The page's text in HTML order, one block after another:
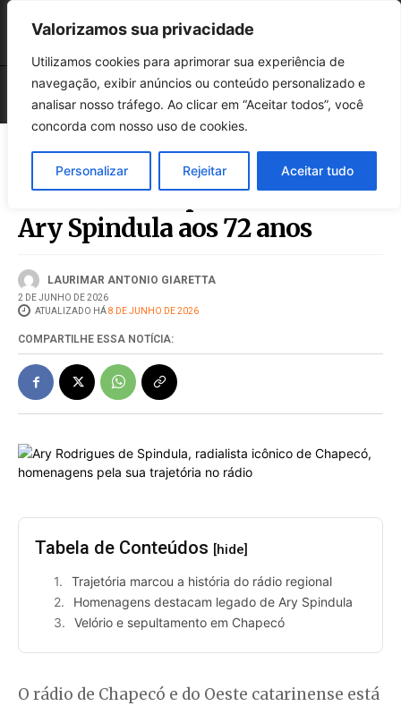
Valorizamos sua privacidade
Utilizamos cookies para aprimorar sua experiência de
navegação, exibir anúncios ou conteúdo personalizado e
analisar nosso tráfego. Ao clicar em “Aceitar todos”, você
concorda com nosso uso de cookies.
Personalizar Rejeitar Aceitar tudo
Morre em Chapecó o radialista
Ary Spindula aos 72 anos
LAURIMAR ANTONIO GIARETTA
2 DE JUNHO DE 2026
ATUALIZADO HÁ8 DE JUNHO DE 2026
COMPARTILHE ESSA NOTÍCIA:
Tabela de Conteúdos [hide]
Trajetória marcou a história do rádio regional
Homenagens destacam legado de Ary Spindula
Velório e sepultamento em Chapecó
O rádio de Chapecó e do Oeste catarinense está